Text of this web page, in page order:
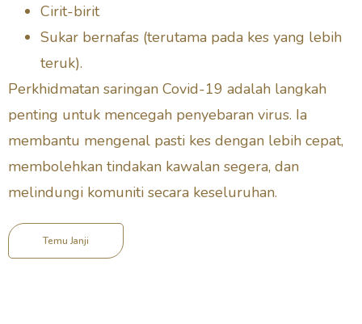
Cirit-birit
Sukar bernafas (terutama pada kes yang lebih
teruk).
Perkhidmatan saringan Covid-19 adalah langkah
penting untuk mencegah penyebaran virus. Ia
membantu mengenal pasti kes dengan lebih cepat,
membolehkan tindakan kawalan segera, dan
melindungi komuniti secara keseluruhan.
Temu Janji